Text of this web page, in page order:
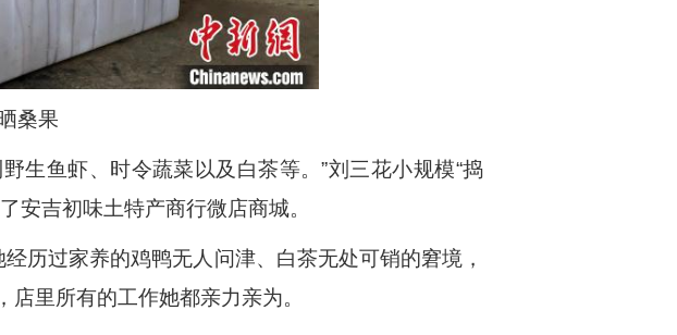
桑果
生鱼虾、时令蔬菜以及白茶等。”刘三花小规模“捣
安吉初味土特产商行微店商城。
历过家养的鸡鸭无人问津、白茶无处可销的窘境，
里所有的工作她都亲力亲为。